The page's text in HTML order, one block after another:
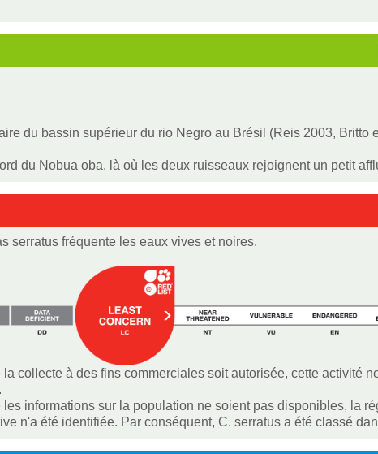
du bassin supérieur du rio Negro au Brésil (Reis 2003, Britto
du Nobua oba, là où les deux ruisseaux rejoignent un petit
serratus fréquente les eaux vives et noires.
la collecte à des fins commerciales soit autorisée, cette activité
les informations sur la population ne soient pas disponibles, la
n'a été identifiée. Par conséquent, C. serratus a été classé